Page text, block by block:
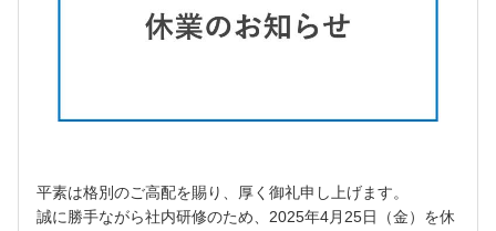
平素は格別のご高配を賜り、厚く御礼申し上げます。
誠に勝手ながら社内研修のため、2025年4月25日（金）を休